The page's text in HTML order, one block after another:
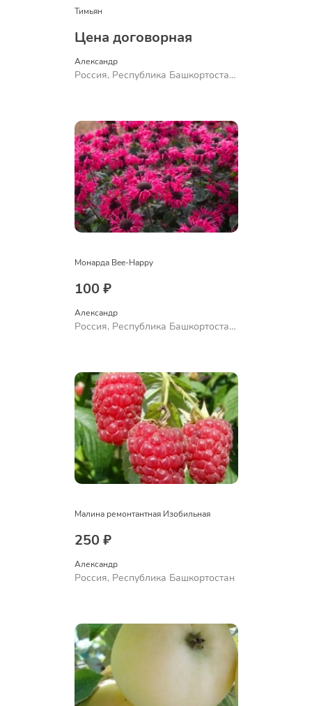
Тимьян
Цена договорная
Александр
Россия, Республика Башкортостан,
Монарда Bee-Happy
100 ₽
Александр
Россия, Республика Башкортостан,
Малина ремонтантная Изобильная
250 ₽
Александр
Россия, Республика Башкортостан